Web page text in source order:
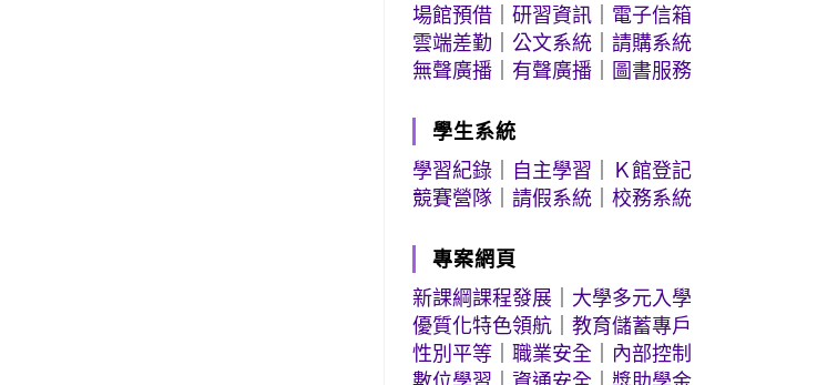
場館預借 ｜研習資訊
電子信箱
雲端差勤 ｜公文系統 ｜請購系統
無聲廣播
有聲廣播 圖書服務
學生系統
學習紀錄
自主學習
Ｋ館登記
競賽營隊 ｜請假系統 ｜校務系統
專案網頁
新課綱課程發展
大學多元入學
優質化特色領航 ｜教育儲蓄專戶
性別平等 ｜職業安全
內部控制